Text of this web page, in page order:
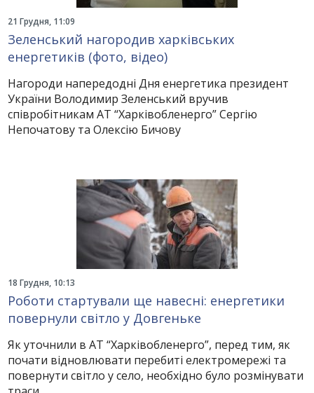
21 Грудня, 11:09
Зеленський нагородив харківських
енергетиків (фото, відео)
Нагороди напередодні Дня енергетика президент
України Володимир Зеленський вручив
співробітникам АТ “Харківобленерго” Сергію
Непочатову та Олексію Бичову
18 Грудня, 10:13
Роботи стартували ще навесні: енергетики
повернули світло у Довгеньке
Як уточнили в АТ “Харківобленерго”, перед тим, як
почати відновлювати перебиті електромережі та
повернути світло у село, необхідно було розмінувати